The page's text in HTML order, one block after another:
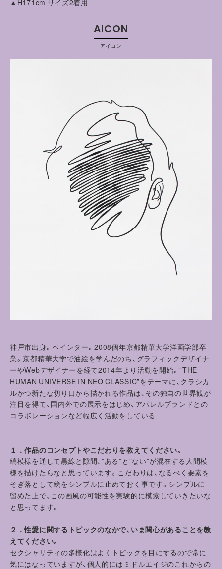
▲H171cm サイズ2着用
AICON
アイコン
神戸市出身。ペインター。2008個年京都精華大学洋画学部卒
業。京都精華大学で油絵を学んだのち、グラフィックデザイナ
ーやWebデザイナーを経て2014年より活動を開始。”THE
HUMAN UNIVERSE IN NEO CLASSIC”をテーマに、クラシカ
ルかつ新たな切り口から描かれる作品は、その独自の世界観が
注目を得て、国内外での展示をはじめ、アパレルブランドとの
コラボレーションなど幅広く活動をしている
１．作品のコンセプトやこだわりを教えてください。
縞模様を通して黒線と隙間、”ある”と”ない”が混在する人間模
様を描けたらなと思っています。こだわりは、なるべく要素を
そぎ落として絵をシンプルに止めておく事です。シンプルに
留めた上で、この画風の可能性を実験的に模索していきたいな
と思ってます。
２．性愛に関するトピックのなかで、いま関心があることを教
えてください。
セクシャリティの多様化はよくトピックを目にするので常に
気にはなっていますが、個人的にはミドルエイジのこれからの